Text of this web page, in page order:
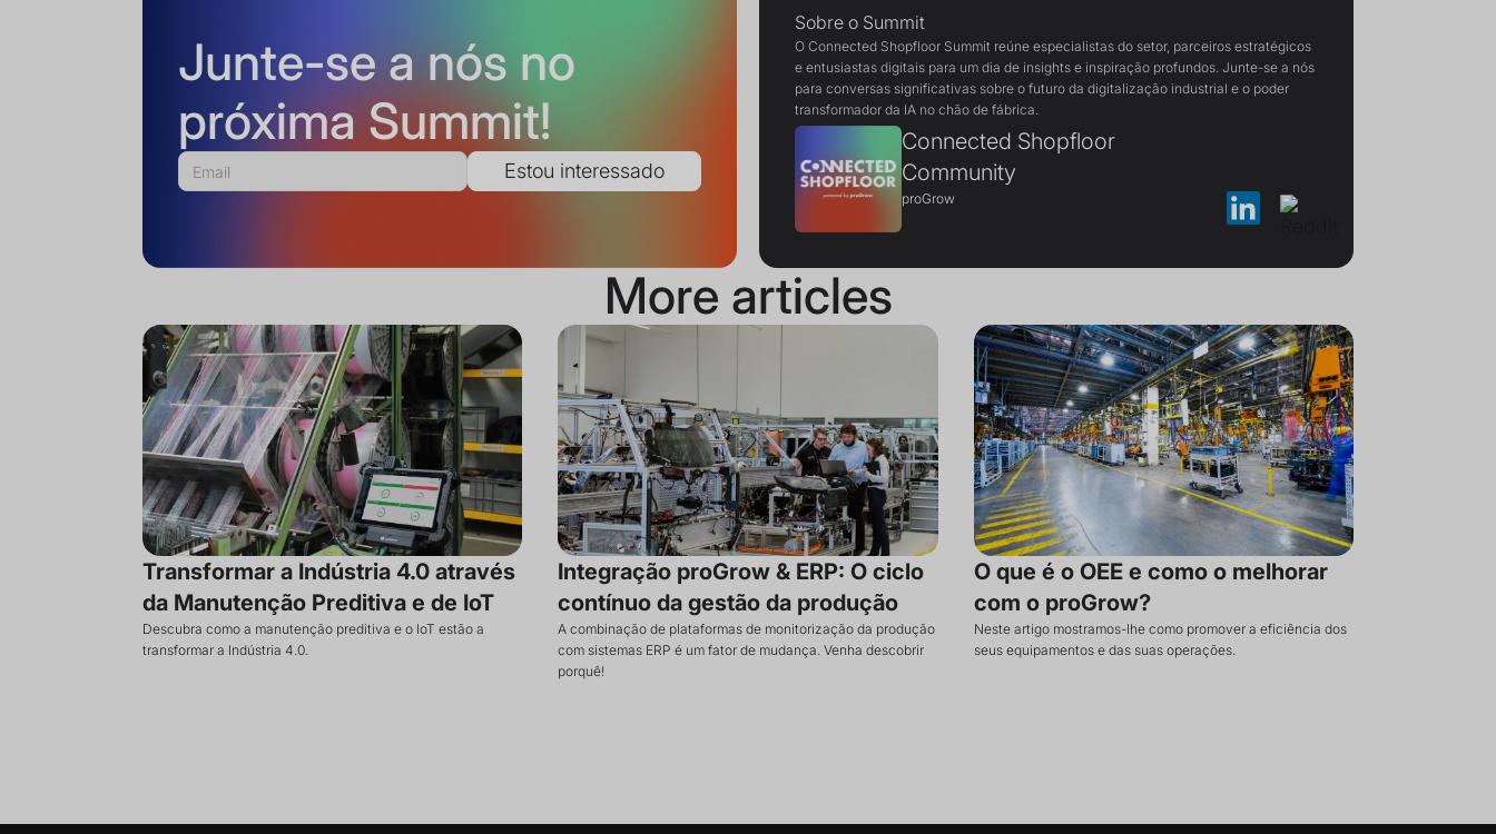
Junte-se a nós no
próxima Summit!
Sobre o Summit
O Connected Shopfloor Summit reúne especialistas do setor, parceiros estratégicos
e entusiastas digitais para um dia de insights e inspiração profundos. Junte-se a nós
para conversas significativas sobre o futuro da digitalização industrial e o poder
transformador da IA no chão de fábrica.
Connected Shopfloor
Community
proGrow
More articles
Transformar a Indústria 4.0 através
da Manutenção Preditiva e de IoT
Descubra como a manutenção preditiva e o IoT estão a
transformar a Indústria 4.0.
Integração proGrow & ERP: O ciclo
contínuo da gestão da produção
A combinação de plataformas de monitorização da produção
com sistemas ERP é um fator de mudança. Venha descobrir
porquê!
O que é o OEE e como o melhorar
com o proGrow?
Neste artigo mostramos-lhe como promover a eficiência dos
seus equipamentos e das suas operações.